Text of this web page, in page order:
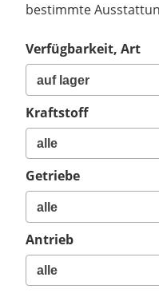
bestimmte
Verfügbarkeit, Art
Kraftstoff
Getriebe
Antrieb